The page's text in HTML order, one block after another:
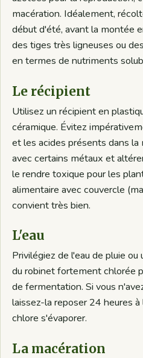
macération. Idéalement,
début d'été, avant la montée
des tiges très ligneuses ou
en termes de nutriments
Le récipient
Utilisez un récipient en
céramique. Évitez
et les acides présents dans
avec certains métaux et
le rendre toxique pour les
alimentaire avec couvercle
convient très bien.
L'eau
Privilégiez de l'eau de pluie ou
du robinet fortement chlorée
de fermentation. Si vous
laissez-la reposer 24 heures à
chlore s'évaporer.
La macération